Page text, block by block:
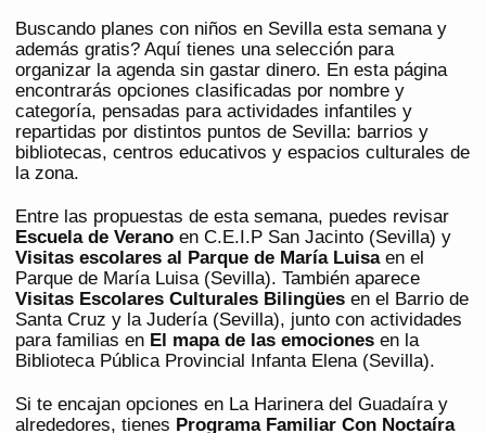
Buscando planes con niños en Sevilla esta semana y
además gratis? Aquí tienes una selección para
organizar la agenda sin gastar dinero. En esta página
encontrarás opciones clasificadas por nombre y
categoría, pensadas para actividades infantiles y
repartidas por distintos puntos de Sevilla: barrios y
bibliotecas, centros educativos y espacios culturales de
la zona.
Entre las propuestas de esta semana, puedes revisar
Escuela de Verano en C.E.I.P San Jacinto (Sevilla) y
Visitas escolares al Parque de María Luisaen el
Parque de María Luisa (Sevilla). También aparece
Visitas Escolares Culturales Bilingües en el Barrio de
Santa Cruz y la Judería (Sevilla), junto con actividades
para familias en El mapa de las emociones en la
Biblioteca Pública Provincial Infanta Elena (Sevilla).
Si te encajan opciones en La Harinera del Guadaíra y
alrededores, tienes Programa Familiar Con Noctaíra